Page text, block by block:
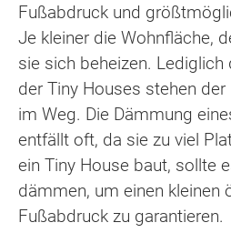
Fußabdruck und
Je kleiner die Wohnfläche,
sie sich beheizen. Lediglich
der Tiny Houses stehen
im Weg. Die Dämmung
entfällt oft, da sie zu viel
ein Tiny House baut, sollte
dämmen, um einen kleinen
Fußabdruck zu garantieren.